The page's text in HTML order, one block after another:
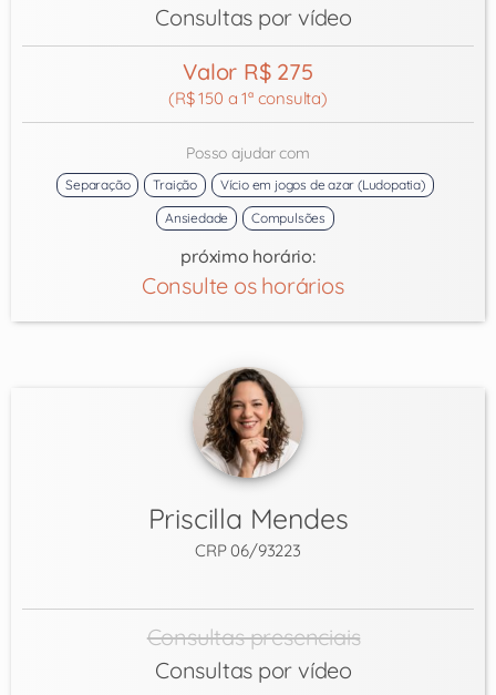
Consultas por vídeo
Valor R$ 275
(R$ 150 a 1ª consulta)
Posso ajudar com
Separação Traição
Vício em jogos de azar (Ludopatia)
Ansiedade
Compulsões
próximo horário:
Consulte os horários
Priscilla Mendes
CRP 06/93223
Consultas presenciais
Consultas por vídeo